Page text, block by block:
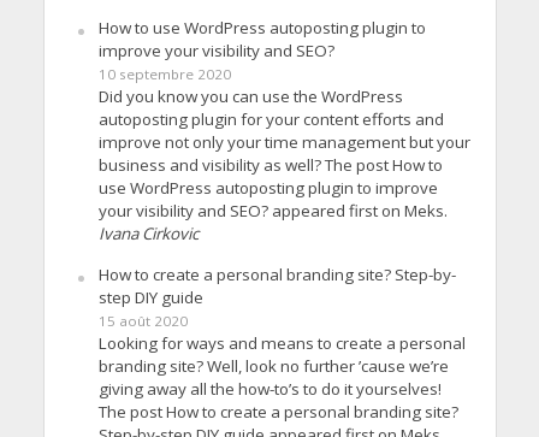
How to use WordPress autoposting plugin to
improve your visibility and SEO?
10 septembre 2020
Did you know you can use the WordPress
autoposting plugin for your content efforts and
improve not only your time management but your
business and visibility as well? The post How to
use WordPress autoposting plugin to improve
your visibility and SEO? appeared first on Meks.
Ivana Cirkovic
How to create a personal branding site? Step-by-
step DIY guide
15 août 2020
Looking for ways and means to create a personal
branding site? Well, look no further ’cause we’re
giving away all the how-to’s to do it yourselves!
The post How to create a personal branding site?